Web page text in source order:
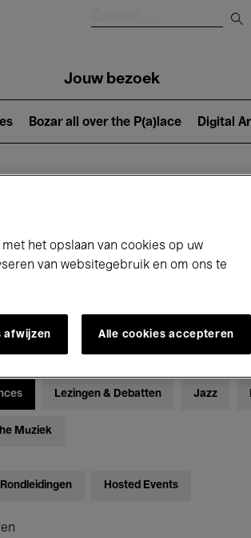
Jouw bezoek
Bozar all over the P(a)lace Digital
Lezingen & Debatten Jazz
Muziek
Rondleidingen Hosted Events
het opslaan van cookies op uw
van websitegebruik en om ons te
afwijzen Alle cookies accepteren